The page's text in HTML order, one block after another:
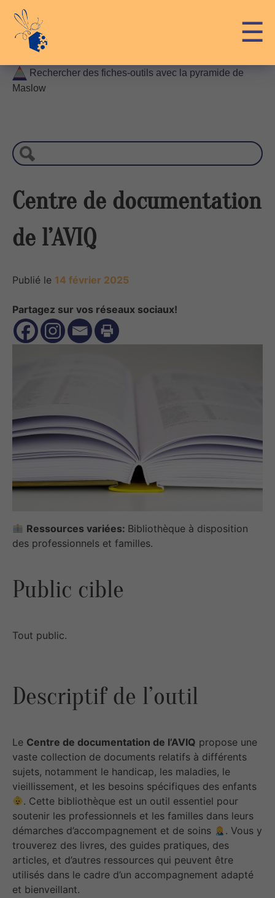
content
☰
Rechercher des fiches-outils avec la pyramide de
Maslow
c
h
r
c
e
Centre de documentation
de l’AVIQ
Publié le 14 février 2025
Partagez sur vos réseaux sociaux!
Ressources variées: Bibliothèque à disposition
des professionnels et familles.
Public cible
Tout public.
Descriptif de l’outil
Le Centre de documentation de l’AVIQ propose une
vaste collection de documents relatifs à différents
sujets, notamment le handicap, les maladies, le
vieillissement, et les besoins spécifiques des enfants
. Cette bibliothèque est un outil essentiel pour
soutenir les professionnels et les familles dans leurs
démarches d’accompagnement et de soins
. Vous y
trouverez des livres, des guides pratiques, des
articles, et d’autres ressources qui peuvent être
utilisés dans le cadre d’un accompagnement adapté
et bienveillant.